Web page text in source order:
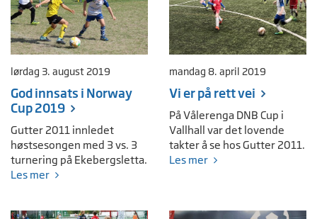
lørdag 3. august 2019
God innsats i Norway
Cup 2019
Gutter 2011 innledet
høstsesongen med 3 vs. 3
turnering på Ekebergsletta.
Les mer
mandag 8. april 2019
Vi er på rett vei
På Vålerenga DNB Cup i
Vallhall var det lovende
takter å se hos Gutter 2011.
Les mer